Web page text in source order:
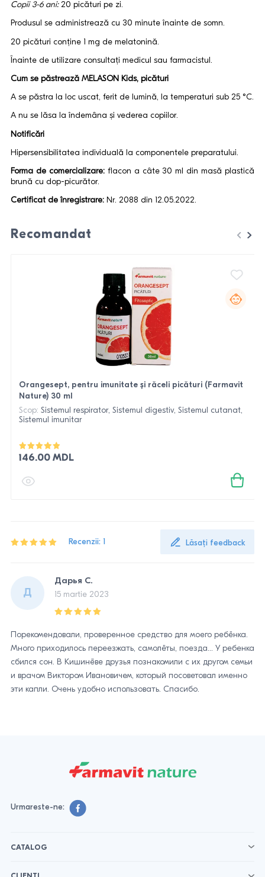
Copii 3-6 ani: 20 picături pe zi.
Produsul se administrează cu 30 minute înainte de somn.
20 picături conține 1 mg de melatonină.
Înainte de utilizare consultați medicul sau farmacistul.
Cum se păstrează MELASON Kids, picături
A se păstra la loc uscat, ferit de lumină, la temperaturi sub 25 °C.
A nu se lăsa la îndemâna și vederea copiilor.
Notificări
Hipersensibilitatea individuală la componentele preparatului.
Forma de comercializare: flacon a câte 30 ml din masă plastică
brună cu dop-picurător.
Certificat de înregistrare: Nr. 2088 din 12.05.2022.
Recomandat
Orangesept, pentru imunitate și răceli picături (Farmavit
Nature) 30 ml
Scop: Sistemul respirator, Sistemul digestiv, Sistemul cutanat,
Sistemul imunitar
146.00 MDL
Recenzii: 1 Lăsați feedback
Д
Дарья С.
15 martie 2023
Порекомендовали, проверенное средство для моего ребёнка.
Много приходилось переезжать, самолёты, поезда... У ребенка
сбился сон. В Кишинёве друзья познакомили с их другом семьи
и врачом Виктором Ивановичем, который посоветовал именно
эти капли. Очень удобно использовать. Спасибо.
Urmareste-ne:
CATALOG